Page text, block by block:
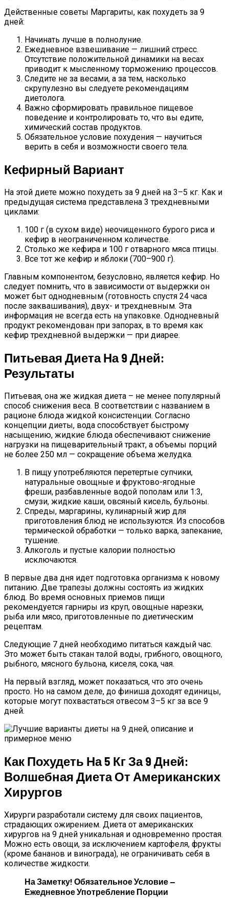
Действенные советы Маргариты, как похудеть за 9
дней:
Начинать лучше в полнолуние.
Ежедневное взвешивание — лишний стресс.
Отсутствие положительной динамики на весах
приводит к мысленному торможению процессов.
Следите не за весами, а за тем, насколько
скрупулезно вы следуете рекомендациям
диетолога.
Важно сформировать правильное пищевое
поведение и контролировать то, что вы едите,
химический состав продуктов.
Обязательное условие похудения — научиться
верить в себя и возможности своего тела.
Кефирный Вариант
На этой диете можно похудеть за 9 дней на 3–5 кг. Как и
предыдущая система представлена 3 трехдневными
циклами:
100 г (в сухом виде) неочищенного бурого риса и
кефир в неограниченном количестве.
Столько же кефира и 100 г отварного мяса птицы.
Все тот же кефир и яблоки (700–900 г).
Главным компонентом, безусловно, является кефир. Но
следует помнить, что в зависимости от выдержки он
может быт однодневным (готовность спустя 24 часа
после заквашивания), двух- и трехдневным. Эта
информация не всегда есть на упаковке. Однодневный
продукт рекомендован при запорах, в то время как
кефир трехдневной выдержки — при диарее.
Питьевая Диета На 9 Дней:
Результаты
Питьевая, она же жидкая диета – не менее популярный
способ снижения веса. В соответствии с названием в
рационе блюда жидкой консистенции. Согласно
концепции диеты, вода способствует быстрому
насыщению, жидкие блюда обеспечивают снижение
нагрузки на пищеварительный тракт, а объемы порций
не более 250 мл — сокращение объема желудка.
В пищу употребляются перетертые супчики,
натуральные овощные и фруктово-ягодные
фреши, разбавленные водой пополам или 1:3,
смузи, жидкие каши, овсяный кисель, бульоны.
Спреды, маргарины, кулинарный жир для
приготовления блюд не используются. Из способов
термической обработки — только варка, запекание,
тушение.
Алкоголь и пустые калории полностью
исключаются.
В первые два дня идет подготовка организма к новому
питанию. Две трапезы должны состоять из жидких
блюд. Во время основных приемов пищи
рекомендуется гарниры из круп, овощные нарезки,
рыба или мясо, приготовленные по диетическим
рецептам.
Следующие 7 дней необходимо питаться каждый час.
Это может быть стакан талой воды, грибного, овощного,
рыбного, мясного бульона, киселя, сока, чая.
На первый взгляд, может показаться, что это очень
просто. Но на самом деле, до финиша доходят единицы,
которые могут похвастаться отвесом 3–5 кг за все 9
дней.
Как Похудеть На 5 Кг За 9 Дней:
Волшебная Диета От Американских
Хирургов
Хирурги разработали систему для своих пациентов,
страдающих ожирением. Диета от американских
хирургов на 9 дней уникальная и одновременно простая.
Можно есть овощи, за исключением картофеля, фрукты
(кроме бананов и винограда), не ограничивать себя в
количестве жидкости.
На Заметку! Обязательное Условие —
Ежедневное Употребление Порции